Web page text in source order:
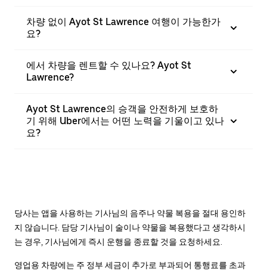
차량 없이 Ayot St Lawrence 여행이 가능한가
요?
에서 차량을 렌트할 수 있나요? Ayot St
Lawrence?
Ayot St Lawrence의 승객을 안전하게 보호하
기 위해 Uber에서는 어떤 노력을 기울이고 있나
요?
당사는 앱을 사용하는 기사님의 음주나 약물 복용을 절대 용인하
지 않습니다. 담당 기사님이 술이나 약물을 복용했다고 생각하시
는 경우, 기사님에게 즉시 운행을 종료할 것을 요청하세요.
영업용 차량에는 주 정부 세금이 추가로 부과되어 통행료를 초과